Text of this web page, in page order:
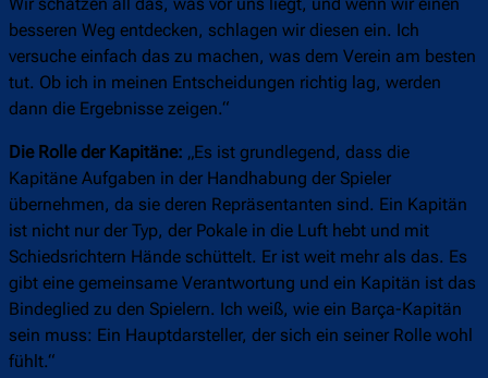
besseren Weg entdecken, schlagen wir diesen ein. Ich
versuche einfach das zu machen, was dem Verein am besten
tut. Ob ich in meinen Entscheidungen richtig lag, werden
dann die Ergebnisse zeigen.“
Die Rolle der Kapitäne: „Es ist grundlegend, dass die
Kapitäne Aufgaben in der Handhabung der Spieler
übernehmen, da sie deren Repräsentanten sind. Ein Kapitän
ist nicht nur der Typ, der Pokale in die Luft hebt und mit
Schiedsrichtern Hände schüttelt. Er ist weit mehr als das. Es
gibt eine gemeinsame Verantwortung und ein Kapitän ist das
Bindeglied zu den Spielern. Ich weiß, wie ein Barça-Kapitän
sein muss: Ein Hauptdarsteller, der sich ein seiner Rolle wohl
fühlt.“